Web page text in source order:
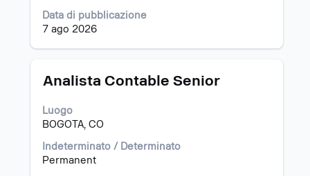
Data di pubblicazione
7 ago 2026
i
contenuti
lavoro.
Titolo
Analista Contable Senior
Luogo
BOGOTA, CO
Indeterminato / Determinato
Permanent
Effettuare
selezione
con
barra
spaziatrice